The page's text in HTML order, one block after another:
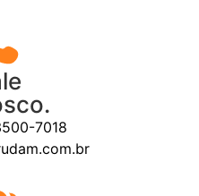
7018